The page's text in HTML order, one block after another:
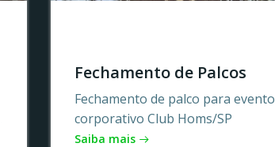
Fechamento de Palcos
Fechamento de palco para evento
corporativo Club Homs/SP
Saiba mais